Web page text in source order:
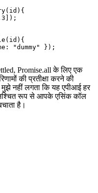
"dummy" });
Promise.all के लिए एक
की प्रतीक्षा करने की
नहीं लगता कि यह एपीआई हर
रूप से आपके एसिंक कॉल
है।